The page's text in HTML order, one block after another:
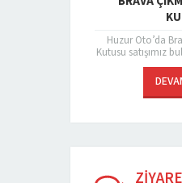
EGEA ÇIKMA DIREKSIYON
Huzur Oto’da Egea Çıkma
Kutusu satışımız bulunmaktadır.
yedek parçalar bir araçtan alınıp
araca monte edilen